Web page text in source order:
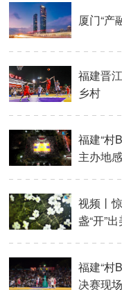
厦门“产
福建晋
乡村
福建“村
主办地
视频丨
盏“开”
福建“村
决赛现